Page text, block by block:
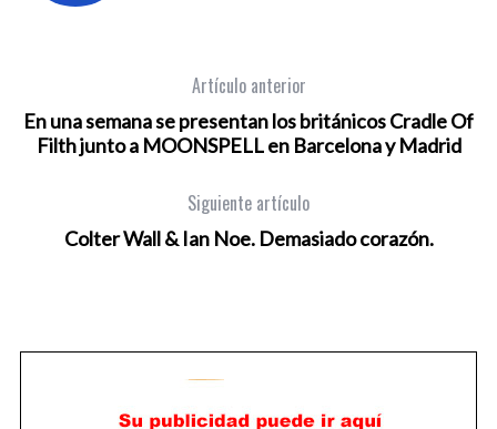
Artículo anterior
En una semana se presentan los británicos Cradle Of
Filth junto a MOONSPELL en Barcelona y Madrid
Siguiente artículo
Colter Wall & Ian Noe. Demasiado corazón.